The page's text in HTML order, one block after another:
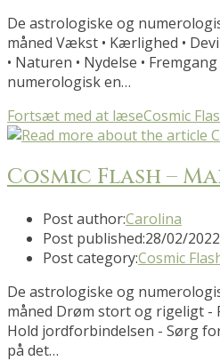
De astrologiske og
måned Vækst • Kærlighed •
• Naturen • Nydelse •
numerologisk en…
Fortsæt med at læseCosmic
Cosmic Flash –
Post author:Carolina
Post published:28/02/2022
Post category:Cosmic
De astrologiske og
måned Drøm stort og rigeligt -
Hold jordforbindelsen - Sørg
på det…